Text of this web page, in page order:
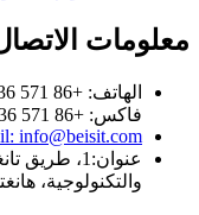
معلومات
الهاتف: +86 571 8936 2999
فاكس: +86 571 8936 2999
info@beisit.com
عنوان: 1، طريق
والتكنولوجية، هانغتشو،